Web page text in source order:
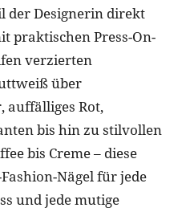
der Designerin direkt
praktischen Press-On-
verzierten
über
auffälliges Rot,
bis hin zu stilvollen
bis Creme – diese
Nägel für jede
und jede mutige